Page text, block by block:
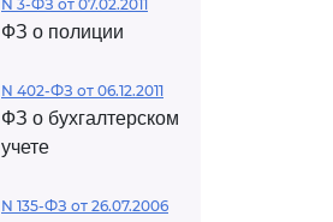
N 3-ФЗ от 07.02.2011
ФЗ о полиции
N 402-ФЗ от 06.12.2011
ФЗ о бухгалтерском
учете
N 135-ФЗ от 26.07.2006